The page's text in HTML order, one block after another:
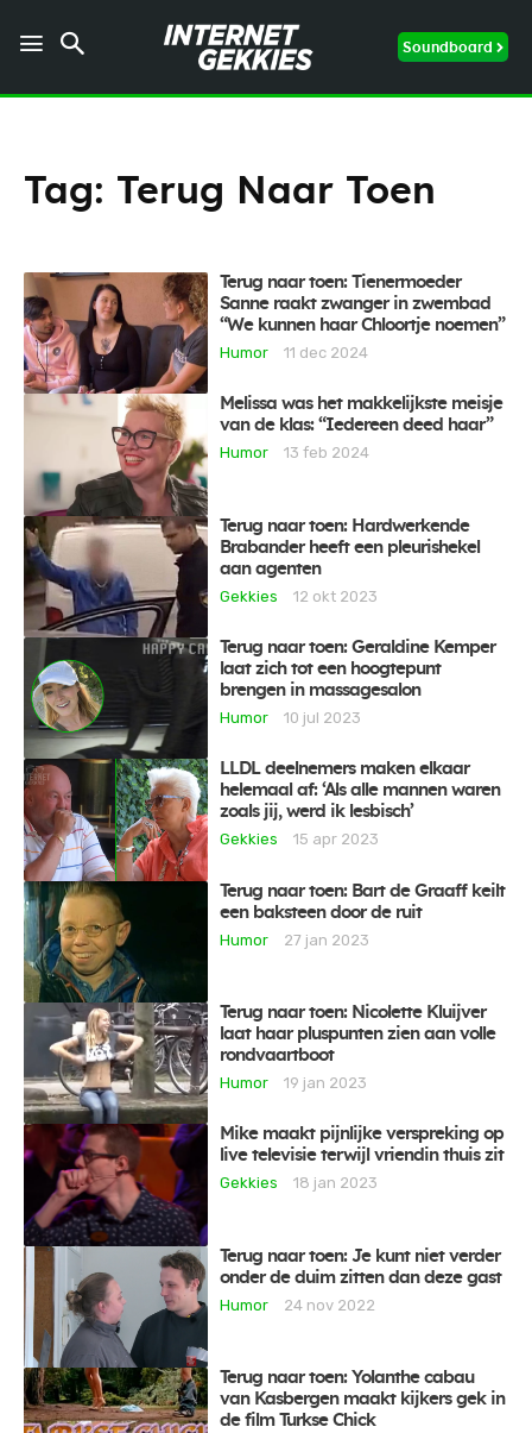
Soundboard
Tag: Terug Naar Toen
Terug naar toen: Tienermoeder
Sanne raakt zwanger in zwembad
“We kunnen haar Chloortje noemen”
Humor
11 dec 2024
Melissa was het makkelijkste meisje
van de klas: “Iedereen deed haar”
Humor
13 feb 2024
Terug naar toen: Hardwerkende
Brabander heeft een pleurishekel
aan agenten
Gekkies
12 okt 2023
Terug naar toen: Geraldine Kemper
laat zich tot een hoogtepunt
brengen in massagesalon
Humor
10 jul 2023
LLDL deelnemers maken elkaar
helemaal af: ‘Als alle mannen waren
zoals jij, werd ik lesbisch’
Gekkies
15 apr 2023
Terug naar toen: Bart de Graaff keilt
een baksteen door de ruit
Humor
27 jan 2023
Terug naar toen: Nicolette Kluijver
laat haar pluspunten zien aan volle
rondvaartboot
Humor
19 jan 2023
Mike maakt pijnlijke verspreking op
live televisie terwijl vriendin thuis zit
Gekkies
18 jan 2023
Terug naar toen: Je kunt niet verder
onder de duim zitten dan deze gast
Humor
24 nov 2022
Terug naar toen: Yolanthe cabau
van Kasbergen maakt kijkers gek in
de film Turkse Chick